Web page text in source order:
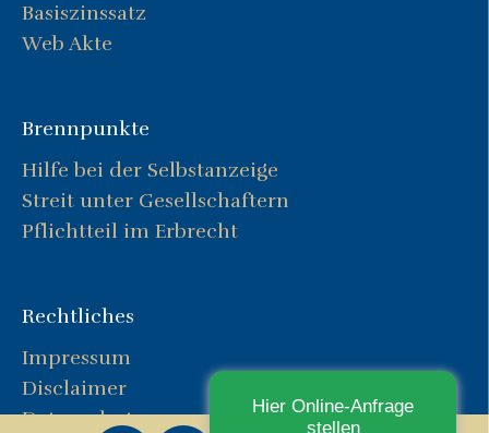
Basiszinssatz
Web Akte
Brennpunkte
Hilfe bei der Selbstanzeige
Streit unter Gesellschaftern
Pflichtteil im Erbrecht
Rechtliches
Impressum
Disclaimer
Datenschutz
Hier Online-Anfrage
stellen